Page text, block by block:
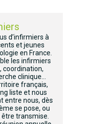
d’infirmiers à
et jeunes
en France.
les infirmiers
coordination,
clinique…
français,
liste et nous
entre nous, dès
se pose, ou
transmise.